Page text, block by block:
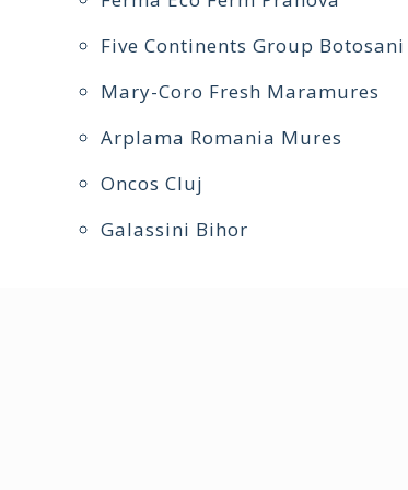
Five Continents Group Botosani
Mary-Coro Fresh Maramures
Arplama Romania Mures
Oncos Cluj
Galassini Bihor